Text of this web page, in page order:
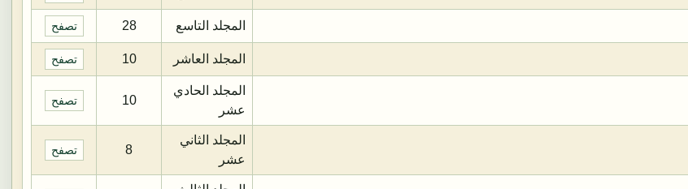
المجلد التاسع 28 تصفح
المجلد العاشر 10 تصفح
المجلد الحادي
عشر
10 تصفح
المجلد الثاني
عشر
8 تصفح